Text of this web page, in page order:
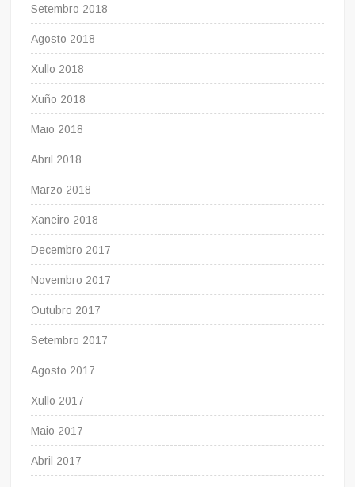
Setembro 2018
Agosto 2018
Xullo 2018
Xuño 2018
Maio 2018
Abril 2018
Marzo 2018
Xaneiro 2018
Decembro 2017
Novembro 2017
Outubro 2017
Setembro 2017
Agosto 2017
Xullo 2017
Maio 2017
Abril 2017